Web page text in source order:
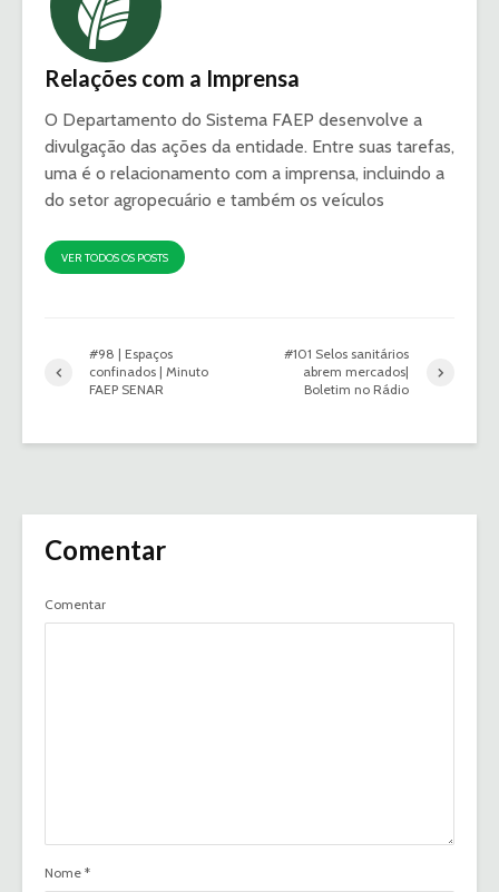
Relações com a Imprensa
O Departamento do Sistema FAEP desenvolve a
divulgação das ações da entidade. Entre suas tarefas,
uma é o relacionamento com a imprensa, incluindo a
do setor agropecuário e também os veículos
VER TODOS OS POSTS
#98 | Espaços
confinados | Minuto
FAEP SENAR
#101 Selos sanitários
abrem mercados|
Boletim no Rádio
Comentar
Comentar
Nome *